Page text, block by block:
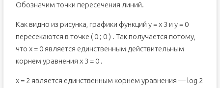
Обозначим точки пересечения линий.
Как видно из рисунка, графики функций y = x 3 и y = 0
пересекаются в точке ( 0 ; 0 ) . Так получается потому,
что х = 0 является единственным действительным
корнем уравнения x 3 = 0 .
x = 2 является единственным корнем уравнения — log 2